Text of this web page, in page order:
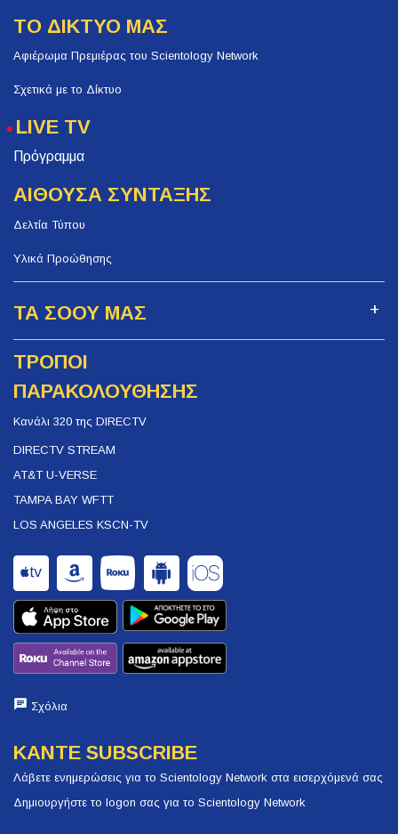
ΤΟ ΔΙΚΤΥΟ ΜΑΣ
Αφιέρωμα Πρεμιέρας του Scientology Network
Σχετικά με το Δίκτυο
LIVE TV
Πρόγραμμα
ΑΙΘΟΥΣΑ ΣΥΝΤΑΞΗΣ
Δελτία Τύπου
Υλικά Προώθησης
ΤΑ ΣΟΟΥ ΜΑΣ
ΤΡΟΠΟΙ
ΠΑΡΑΚΟΛΟΥΘΗΣΗΣ
Κανάλι 320 της DIRECTV
DIRECTV STREAM
AT&T U-VERSE
TAMPA BAY WFTT
LOS ANGELES KSCN-TV
Σχόλια
ΚΑΝΤΕ SUBSCRIBE
Λάβετε ενημερώσεις για το Scientology Network στα εισερχόμενά σας
Δημιουργήστε το logon σας για το Scientology Network